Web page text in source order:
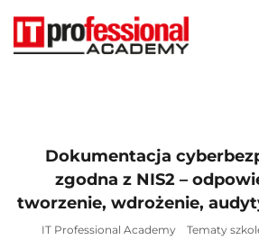
Dokumentacja
zgodna z NIS2 –
tworzenie, wdrożenie,
IT Professional Academy Tematy